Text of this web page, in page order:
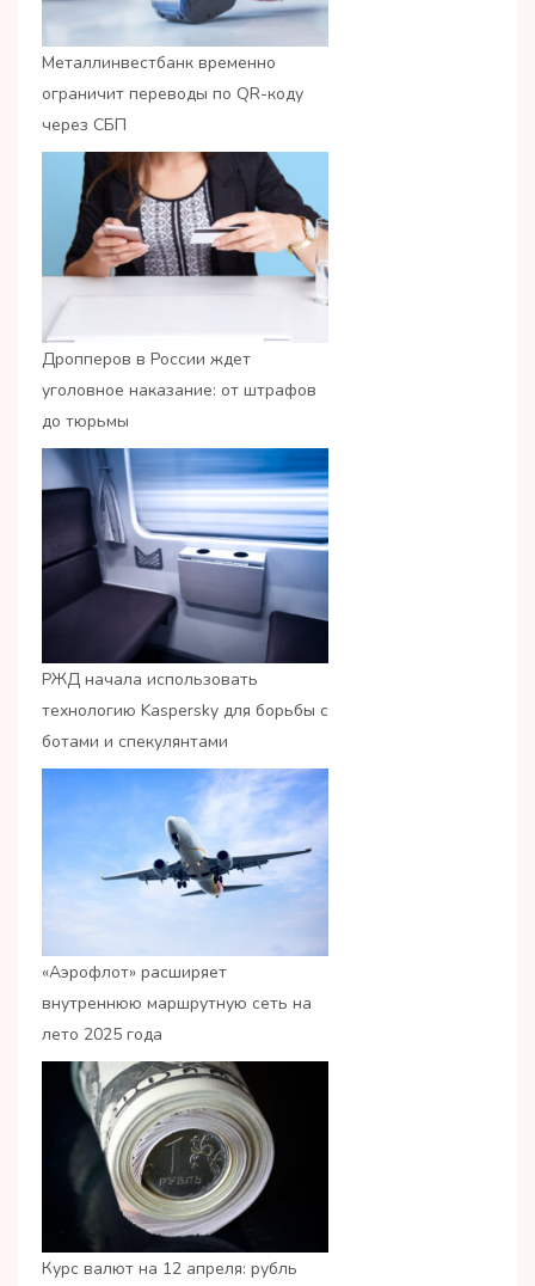
Металлинвестбанк временно
ограничит переводы по QR-коду
через СБП
Дропперов в России ждет
уголовное наказание: от штрафов
до тюрьмы
РЖД начала использовать
технологию Kaspersky для борьбы с
ботами и спекулянтами
«Аэрофлот» расширяет
внутреннюю маршрутную сеть на
лето 2025 года
Курс валют на 12 апреля: рубль